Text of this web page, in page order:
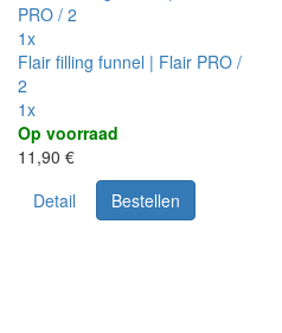
1x
Flair filling funnel | Flair PRO /
2
1x
Op voorraad
11,90 €
Detail
Bestellen